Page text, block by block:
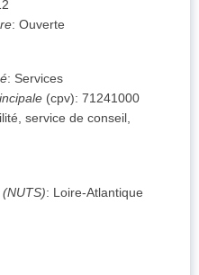
: Ouverte
: Services
(cpv): 71241000
service de conseil,
: Loire-Atlantique